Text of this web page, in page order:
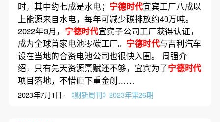
时，其中约七成是水电； 宁德时代宜宾工厂八成以
上能源来自水电，每年可减少碳排放约40万吨。
2022年3月， 宁德时代宜宾子公司工厂获得认证，
成为全球首家电池零碳工厂。 宁德时代与吉利汽车
设在当地的合资电池公司也很快入围。 周强介
绍，只有先天资源禀赋还不够，宜宾为了宁德时代
项目落地，不惜砸下重金创……
2023年7月1日 · 《财新周刊》2023年第26期